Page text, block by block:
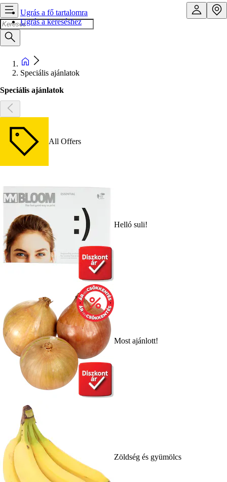
Ugrás a fő tartalomra
Ugrás a kereséshez
Speciális ajánlatok
Speciális ajánlatok
All Offers
Helló suli!
Most ajánlott!
Zöldség és gyümölcs